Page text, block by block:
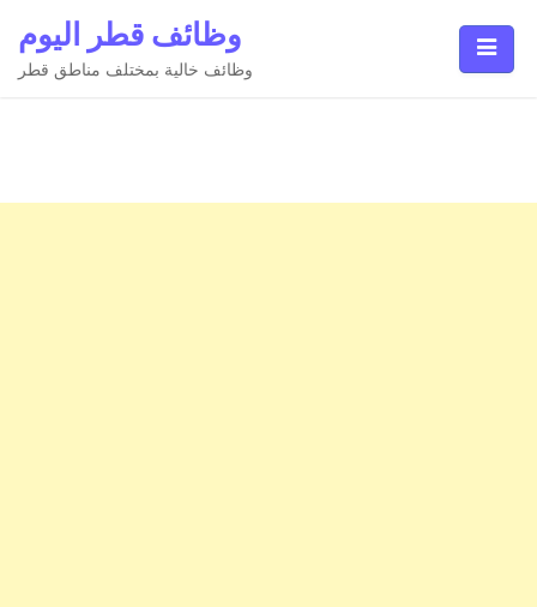
content
وظائف قطر اليوم
وظائف خالية بمختلف مناطق قطر